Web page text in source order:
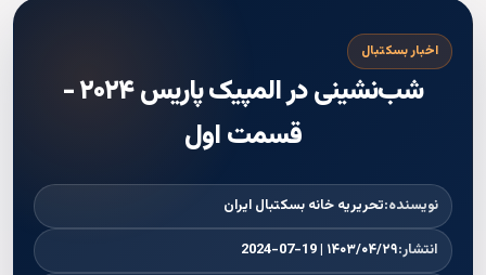
اخبار بسکتبال
شب‌نشینی در المپیک پاریس ۲۰۲۴ -
قسمت اول
نویسنده:تحریریه خانه بسکتبال ایران
انتشار:۱۴۰۳/۰۴/۲۹ | 2024-07-19